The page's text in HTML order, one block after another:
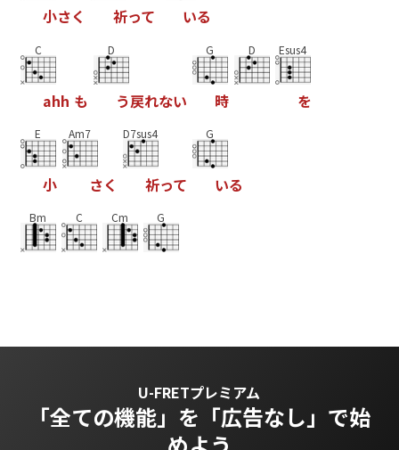
小さく 祈って いる
C
ahh も
D
う戻れない
G
時
D Esus4
を
E
小
Am7
さく
D7sus4
祈って
G
いる
Bm C Cm G
U-FRETプレミアム
「全ての機能」を 「広告なし」で始